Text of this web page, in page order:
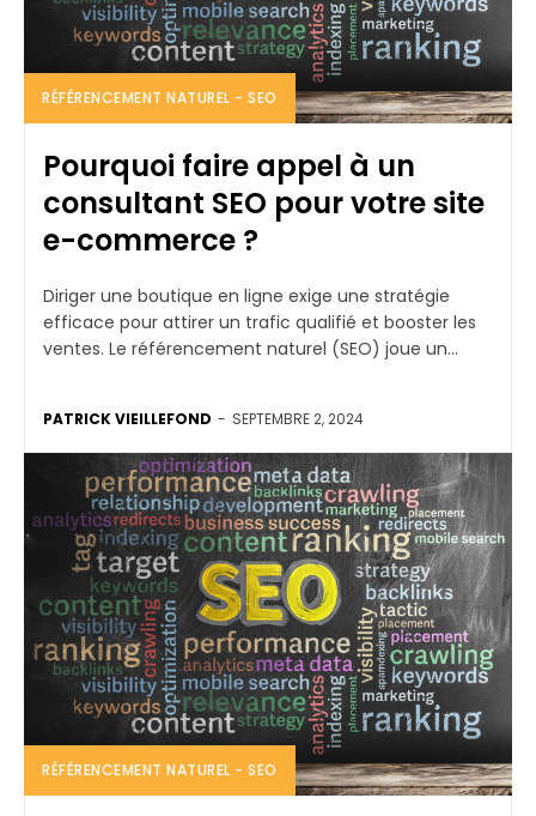
RÉFÉRENCEMENT NATUREL - SEO
Pourquoi faire appel à un
consultant SEO pour votre site
e-commerce ?
Diriger une boutique en ligne exige une stratégie
efficace pour attirer un trafic qualifié et booster les
ventes. Le référencement naturel (SEO) joue un...
PATRICK VIEILLEFOND - SEPTEMBRE 2, 2024
RÉFÉRENCEMENT NATUREL - SEO